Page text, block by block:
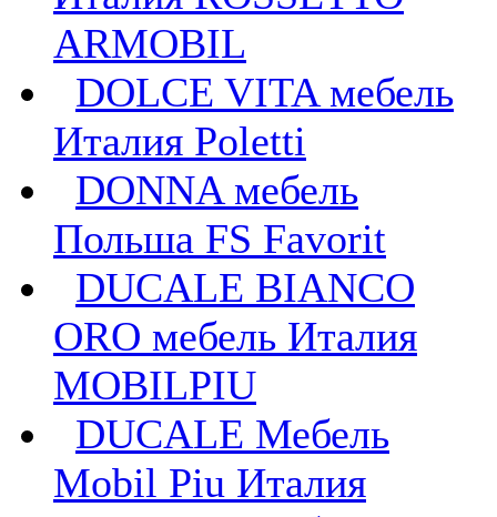
ARMOBIL
DOLCE VITA мебель
Италия Poletti
DONNA мебель
Польша FS Favorit
DUCALE BIANCO
ORO мебель Италия
MOBILPIU
DUCALE Мебель
Mobil Piu Италия